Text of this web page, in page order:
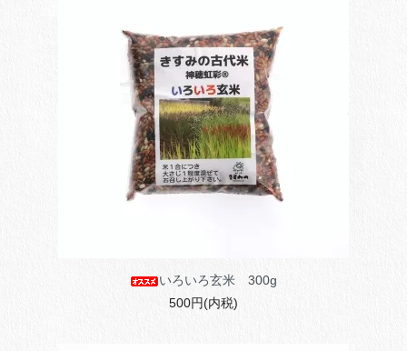
いろいろ玄米 300g
500円(内税)